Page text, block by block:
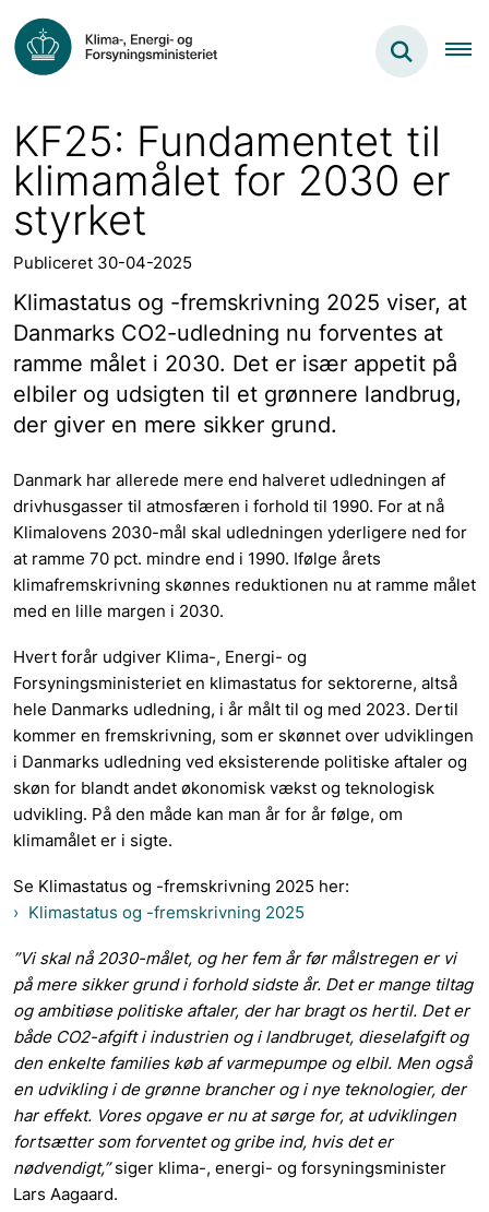
KF25: Fundamentet til
klimamålet for 2030 er
styrket
Publiceret 30-04-2025
Klimastatus og -fremskrivning 2025 viser, at
Danmarks CO2-udledning nu forventes at
ramme målet i 2030. Det er især appetit på
elbiler og udsigten til et grønnere landbrug,
der giver en mere sikker grund.
Danmark har allerede mere end halveret udledningen af
drivhusgasser til atmosfæren i forhold til 1990. For at nå
Klimalovens 2030-mål skal udledningen yderligere ned for
at ramme 70 pct. mindre end i 1990. Ifølge årets
klimafremskrivning skønnes reduktionen nu at ramme målet
med en lille margen i 2030.
Hvert forår udgiver Klima-, Energi- og
Forsyningsministeriet en klimastatus for sektorerne, altså
hele Danmarks udledning, i år målt til og med 2023. Dertil
kommer en fremskrivning, som er skønnet over udviklingen
i Danmarks udledning ved eksisterende politiske aftaler og
skøn for blandt andet økonomisk vækst og teknologisk
udvikling. På den måde kan man år for år følge, om
klimamålet er i sigte.
Se Klimastatus og -fremskrivning 2025 her:
Klimastatus og -fremskrivning 2025
”Vi skal nå 2030-målet, og her fem år før målstregen er vi
på mere sikker grund i forhold sidste år. Det er mange tiltag
og ambitiøse politiske aftaler, der har bragt os hertil. Det er
både CO2-afgift i industrien og i landbruget, dieselafgift og
den enkelte families køb af varmepumpe og elbil. Men også
en udvikling i de grønne brancher og i nye teknologier, der
har effekt. Vores opgave er nu at sørge for, at udviklingen
fortsætter som forventet og gribe ind, hvis det er
nødvendigt,”siger klima-, energi- og forsyningsminister
Lars Aagaard.